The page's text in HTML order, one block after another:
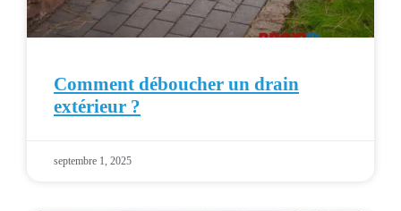
Comment déboucher un drain
extérieur ?
septembre 1, 2025